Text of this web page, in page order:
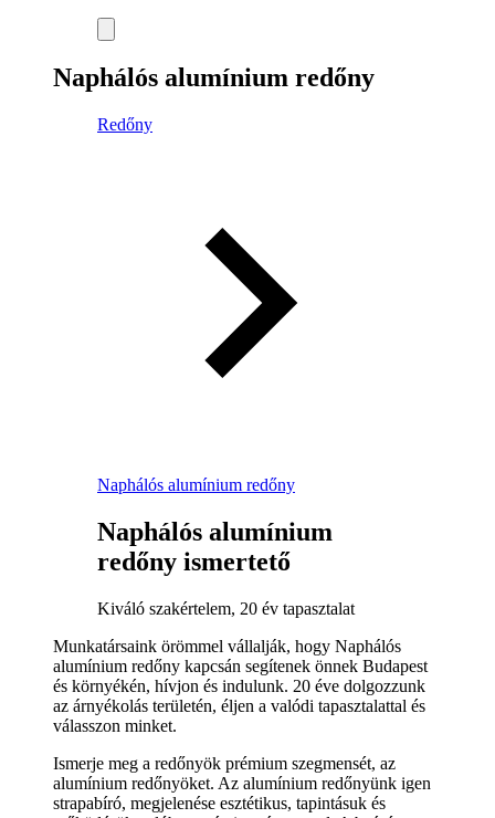
Naphálós alumínium redőny
Redőny
Naphálós alumínium redőny
Naphálós alumínium
redőny ismertető
Kiváló szakértelem, 20 év tapasztalat
Munkatársaink örömmel vállalják, hogy Naphálós
alumínium redőny kapcsán segítenek önnek Budapest
és környékén, hívjon és indulunk. 20 éve dolgozzunk
az árnyékolás területén, éljen a valódi tapasztalattal és
válasszon minket.
Ismerje meg a redőnyök prémium szegmensét, az
alumínium redőnyöket. Az alumínium redőnyünk igen
strapabíró, megjelenése esztétikus, tapintásuk és